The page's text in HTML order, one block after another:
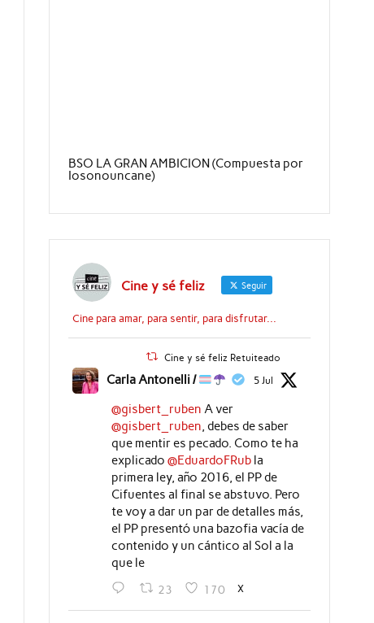
BSO LA GRAN AMBICION (Compuesta por
Iosonouncane)
Cine y sé feliz Seguir
Cine para amar, para sentir, para disfrutar...
Cine y sé feliz Retuiteado
Carla Antonelli / 5 Jul
@gisbert_ruben A ver
@gisbert_ruben, debes de saber
que mentir es pecado. Como te ha
explicado @EduardoFRubla
primera ley, año 2016, el PP de
Cifuentes al final se abstuvo. Pero
te voy a dar un par de detalles más,
el PP presentó una bazofia vacía de
contenido y un cántico al Sol a la
que le
23 170 X